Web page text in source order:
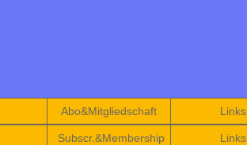
Abo&Mitgliedschaft Links
Subscr.&Membership Links